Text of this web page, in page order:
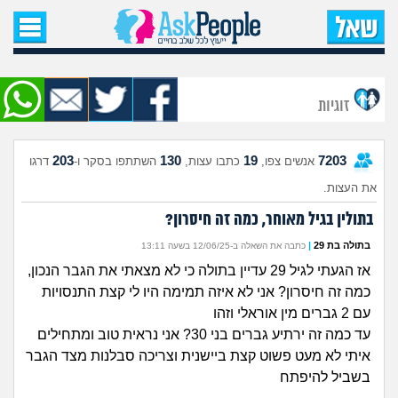
עמוד הבית
שאל שאלה
שאלות חדשות
שאלות שעוררו עניין
עצות חדשות
מה קורה כאן?
מדורים
זוגיות
7203 אנשים צפו, 19 כתבו עצות, 130 השתתפו בסקר ו-203 דרגו
את העצות.
בתולין בגיל מאוחר, כמה זה חיסרון?
בתולה בת 29 | כתבה את השאלה ב-12/06/25 בשעה 13:11
אז הגעתי לגיל 29 עדיין בתולה כי לא מצאתי את הגבר הנכון,
כמה זה חיסרון? אני לא איזה תמימה היו לי קצת התנסויות
עם 2 גברים מין אוראלי וזהו
עד כמה זה ירתיע גברים בני 30? אני נראית טוב ומתחילים
איתי לא מעט פשוט קצת ביישנית וצריכה סבלנות מצד הגבר
בשביל להיפתח